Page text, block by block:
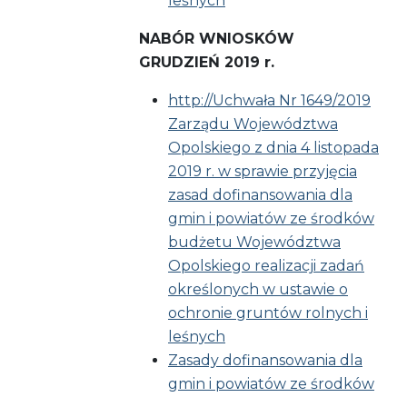
NABÓR WNIOSKÓW
GRUDZIEŃ 2019 r.
http://Uchwała Nr 1649/2019
Zarządu Województwa
Opolskiego z dnia 4 listopada
2019 r. w sprawie przyjęcia
zasad dofinansowania dla
gmin i powiatów ze środków
budżetu Województwa
Opolskiego realizacji zadań
określonych w ustawie o
ochronie gruntów rolnych i
leśnych
Zasady dofinansowania dla
gmin i powiatów ze środków